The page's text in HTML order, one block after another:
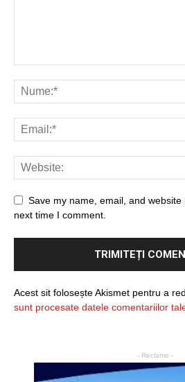
Save my name, email, and
next time I comment.
Acest sit folosește Akismet pentru a
sunt procesate datele comentariilor
- Reclame -